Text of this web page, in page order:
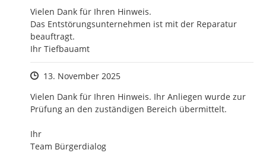
Vielen Dank für Ihren Hinweis.
Das Entstörungsunternehmen ist mit der Reparatur
beauftragt.
Ihr Tiefbauamt
Zeitpunkt des Erstellens
13. November 2025
Vielen Dank für Ihren Hinweis. Ihr Anliegen wurde zur
Prüfung an den zuständigen Bereich übermittelt.
Ihr
Team Bürgerdialog